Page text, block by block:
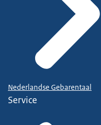
Nederlandse Gebarentaal
Service